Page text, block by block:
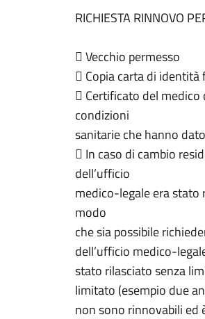
RICHIESTARINNOVO
 Vecchio permesso
 Copiacarta di identità
 Certificato del
condizioni
sanitarie che hanno
 In caso di cambio
dell’ufficio
medico-legale era
modo
che sia possibile
dell’ufficio medico-
stato rilasciato senza
limitato (esempio due
non sono rinnovabili ed